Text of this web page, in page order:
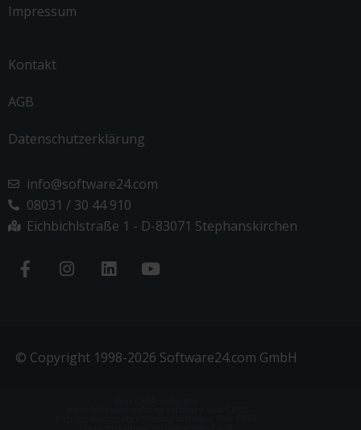
Impressum
Kontakt
AGB
Datenschutzerklärung
info@software24.com
08031 / 30 44 910
Eichbichlstraße 1 - D-83071 Stephanskirchen
© Copyright 1998-2026 Software24.com GmbH